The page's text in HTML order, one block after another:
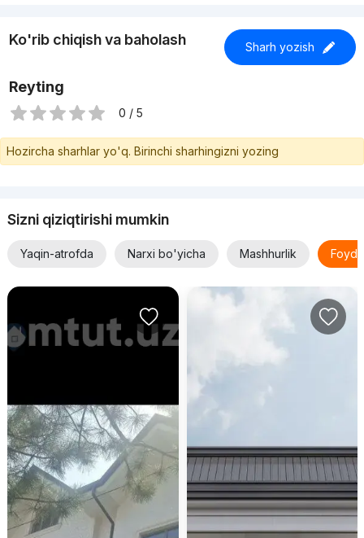
Ko'rib chiqish va baholash Sharh yozish
Reyting
0 / 5
Hozircha sharhlar yo'q. Birinchi sharhingizni yozing
Sizni qiziqtirishi mumkin
Yaqin-atrofda Narxi bo'yicha Mashhurlik